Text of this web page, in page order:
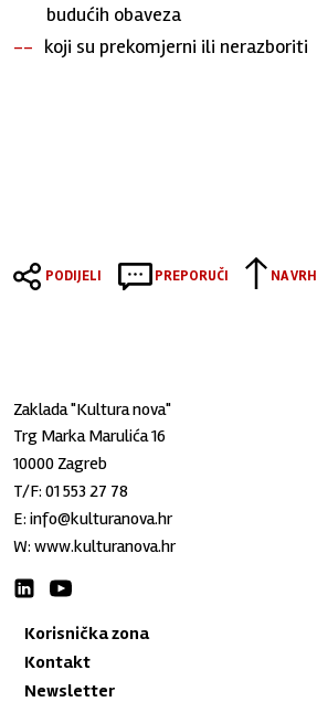
budućih obaveza
koji su prekomjerni ili nerazboriti
PODIJELI PREPORUČI NA VRH
Zaklada "Kultura nova"
Trg Marka Marulića 16
10000 Zagreb
T/F:01 553 27 78
E:info@kulturanova.hr
W:www.kulturanova.hr
Korisnička zona
Kontakt
Newsletter